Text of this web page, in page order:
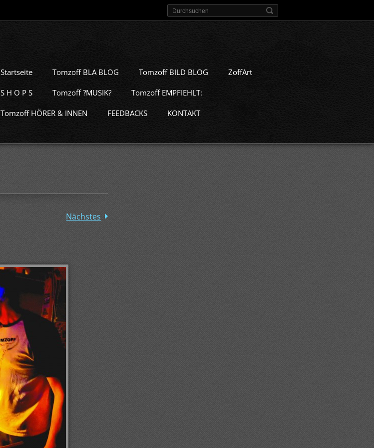
Startseite Tomzoff BLA BLOG Tomzoff BILD BLOG ZoffArt
S H O P S Tomzoff ?MUSIK? Tomzoff EMPFIEHLT:
Tomzoff HÖRER & INNEN FEEDBACKS KONTAKT
Nächstes